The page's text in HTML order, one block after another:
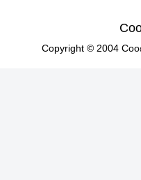
Copyright © 2004